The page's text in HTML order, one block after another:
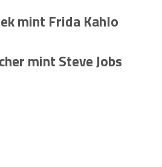
mint Frida Kahlo
mint Steve Jobs